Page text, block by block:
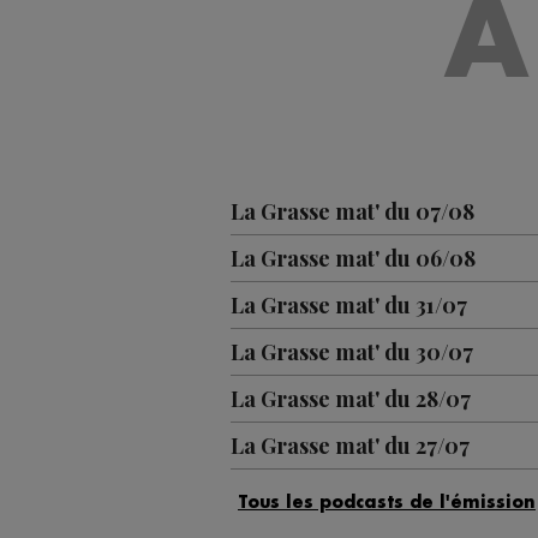
La Grasse mat' du 07/08
La Grasse mat' du 06/08
La Grasse mat' du 31/07
La Grasse mat' du 30/07
La Grasse mat' du 28/07
La Grasse mat' du 27/07
La Grasse mat' du 24/07